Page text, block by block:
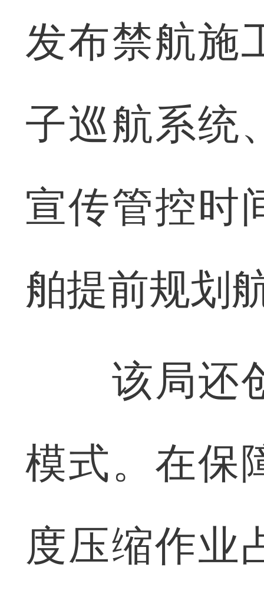
发布禁航施
子巡航系统
宣传管控时
舶提前规划
该局还创
模式。在保
度压缩作业